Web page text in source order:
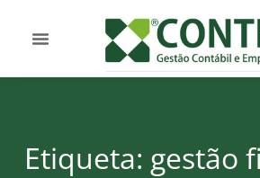
Etiqueta: gestão